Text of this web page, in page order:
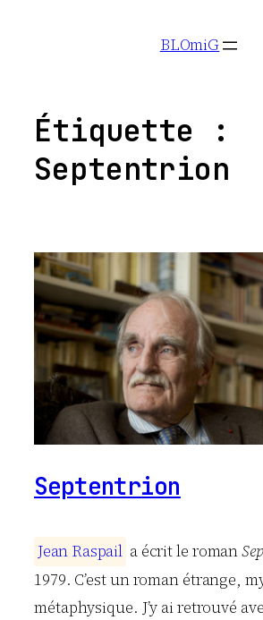
BLOmiG
Étiquette :
Septentrion
Septentrion
Jean Raspail a écrit le roman
1979. C’est un roman étrange,
métaphysique. J’y ai retrouvé